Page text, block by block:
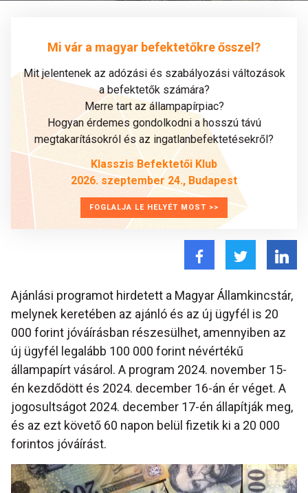
Mi vár a magyar befektetőkre ősszel?
Mit jelentenek az adózási és szabályozási változások
a befektetők számára?
Merre tart az állampapírpiac?
Hogyan érdemes gondolkodni a hosszú távú
megtakarításokról és az ingatlanbefektetésekről?
Klasszis Befektetői Klub
2026. szeptember 24., Budapest
FOGLALJA LE HELYÉT MOST >>
Ajánlási programot hirdetett a Magyar Államkincstár,
melynek keretében az ajánló és az új ügyfél is 20
000 forint jóváírásban részesülhet, amennyiben az
új ügyfél legalább 100 000 forint névértékű
állampapírt vásárol. A program 2024. november 15-
én kezdődött és 2024. december 16-án ér véget. A
jogosultságot 2024. december 17-én állapítják meg,
és az ezt követő 60 napon belül fizetik ki a 20 000
forintos jóváírást.